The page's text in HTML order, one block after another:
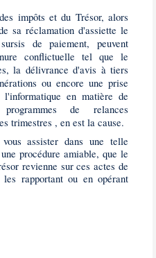
impôts et du Trésor, alors
sa réclamation d'assiette le
de paiement, peuvent
conflictuelle tel que le
la délivrance d'avis à tiers
ou encore une prise
en matière de
de relances
trimestres , en est la cause.
assister dans une telle
procédure amiable, que le
revienne sur ces actes de
rapportant ou en opérant